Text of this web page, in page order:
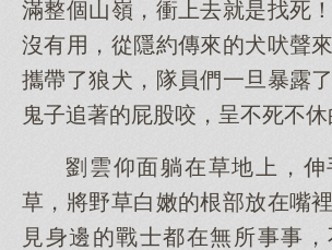
滿整個山嶺，衝上去就是找死
沒有用，從隱約傳來的犬吠聲
攜帶了狼犬，隊員們一旦暴露
鬼子追著的屁股咬，呈不死不休
劉雲仰面躺在草地上，
草，將野草白嫩的根部放在嘴
見身邊的戰士都在無所事事，